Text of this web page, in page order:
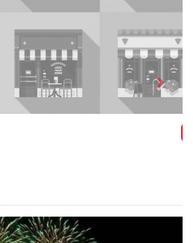
Next